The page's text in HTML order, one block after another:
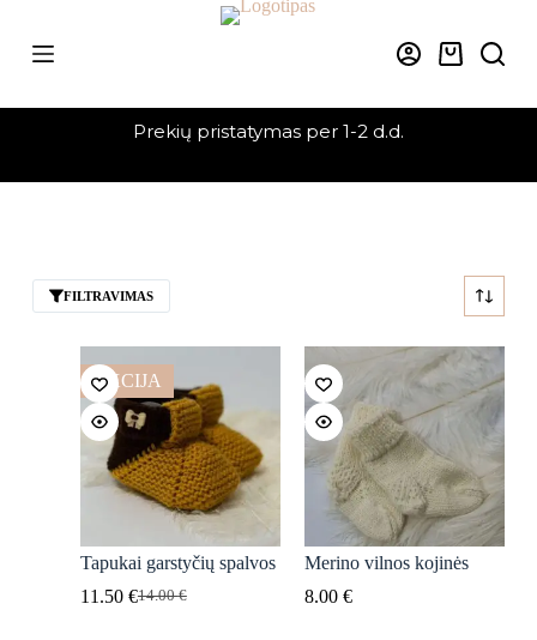
content
Krepšelis
Prekių pristatymas per 1-2 d.d.
FILTRAVIMAS
AKCIJA
Tapukai garstyčių spalvos
14.00€
Original
11.50 €Current
Merino vilnos kojinės
8.00 €